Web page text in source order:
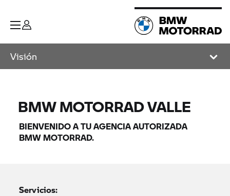
Visión
BMW MOTORRADVALLE
BIENVENIDO A TU AGENCIA AUTORIZADA
BMW MOTORRAD.
Servicios: